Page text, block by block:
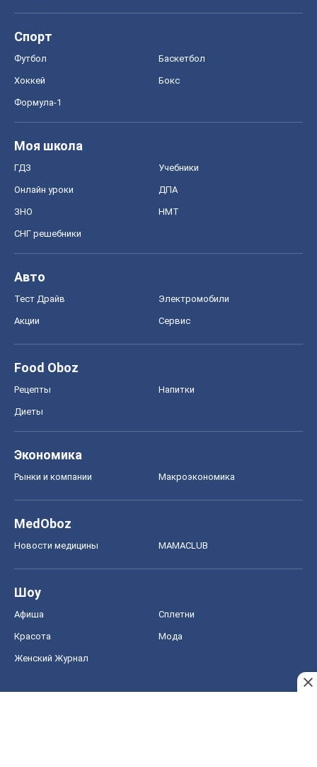
Спорт
Футбол Баскетбол
Хоккей Бокс
Формула-1
Моя школа
ГДЗ Учебники
Онлайн уроки ДПА
ЗНО НМТ
СНГ решебники
Авто
Тест Драйв Электромобили
Акции Сервис
Food Oboz
Рецепты Напитки
Диеты
Экономика
Рынки и компании Mакроэкономика
MedOboz
Новости медицины MAMACLUB
Шоу
Афиша Сплетни
Красота Мода
Женский Журнал